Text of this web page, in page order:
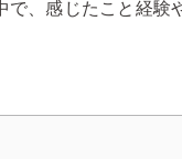
、感じたこと経験